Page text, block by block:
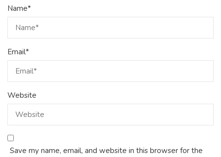
Name*
Email*
Website
Save my name, email, and website in this browser for the